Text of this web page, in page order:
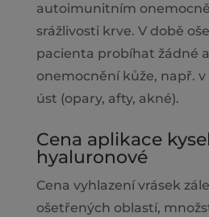
autoimunitním
srážlivosti krve. V době
pacienta probíhat žádné
onemocnění kůže, např.
úst (opary, afty, akné).
Cena aplikace
hyaluronové
Cena vyhlazení vrásek
ošetřených oblastí,